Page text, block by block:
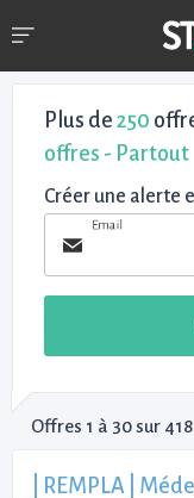
Plus de 250
offres - Partout
Créer une alerte
Email
Offres 1 à 30 sur 418
| REMPLA |